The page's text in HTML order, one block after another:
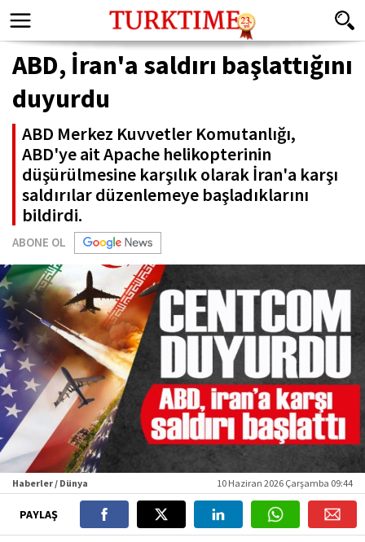
ABD, İran'a saldırı başlattığını
duyurdu
ABD Merkez Kuvvetler Komutanlığı,
ABD'ye ait Apache helikopterinin
düşürülmesine karşılık olarak İran'a karşı
saldırılar düzenlemeye başladıklarını
bildirdi.
ABONE OL
Haberler / Dünya 10 Haziran 2026 Çarşamba 09:44
PAYLAŞ